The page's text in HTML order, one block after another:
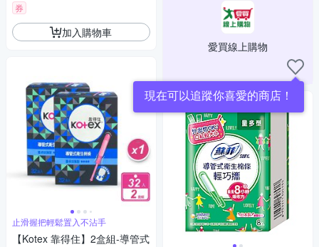
券
加入購物車
止滑握把輕鬆置入不沾手
【Kotex 靠得住】2盒組-導管式
愛買線上購物
現在可以追蹤你喜愛的商店！